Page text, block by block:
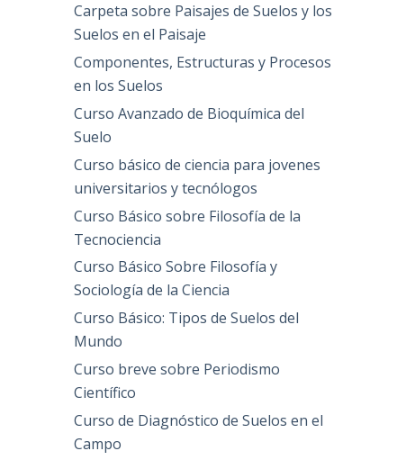
Carpeta sobre Paisajes de Suelos y los
Suelos en el Paisaje
Componentes, Estructuras y Procesos
en los Suelos
Curso Avanzado de Bioquímica del
Suelo
Curso básico de ciencia para jovenes
universitarios y tecnólogos
Curso Básico sobre Filosofía de la
Tecnociencia
Curso Básico Sobre Filosofía y
Sociología de la Ciencia
Curso Básico: Tipos de Suelos del
Mundo
Curso breve sobre Periodismo
Científico
Curso de Diagnóstico de Suelos en el
Campo